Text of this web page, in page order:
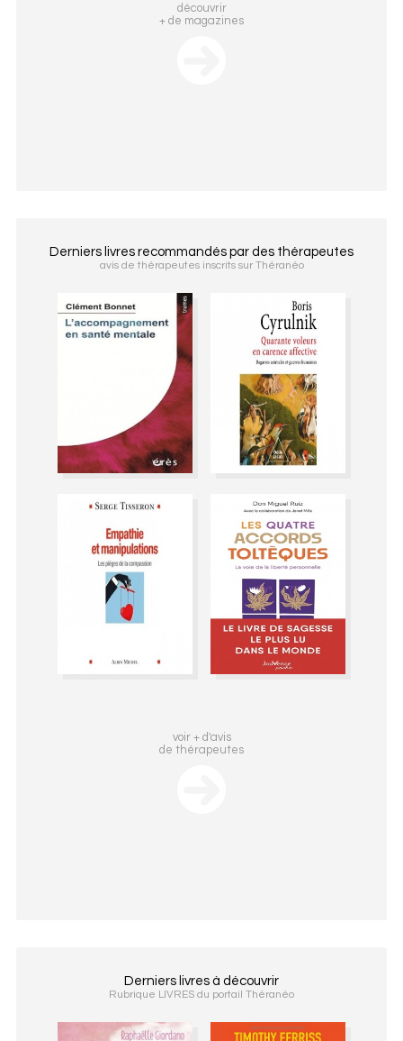
découvrir
+ de magazines
Derniers livres recommandés par des thérapeutes
avis de thérapeutes inscrits sur Théranéo
voir + d'avis
de thérapeutes
Derniers livres à découvrir
Rubrique LIVRES du portail Théranéo